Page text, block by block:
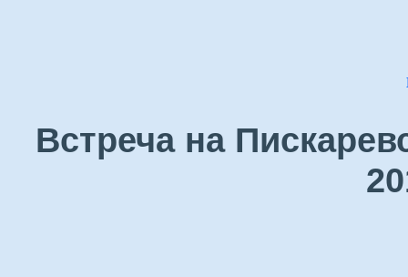
Встреча на